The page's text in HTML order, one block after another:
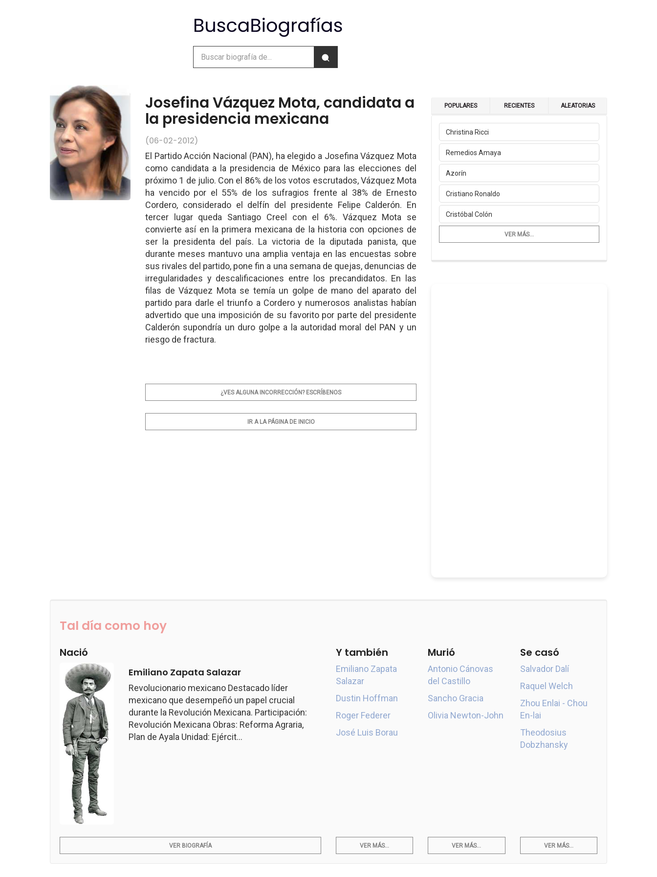
Josefina Vázquez Mota, candidata a
la presidencia mexicana
(06-02-2012)
El Partido Acción Nacional (PAN), ha elegido a Josefina Vázquez Mota
como candidata a la presidencia de México para las elecciones del
próximo 1 de julio. Con el 86% de los votos escrutados, Vázquez Mota
ha vencido por el 55% de los sufragios frente al 38% de Ernesto
Cordero, considerado el delfín del presidente Felipe Calderón. En
tercer lugar queda Santiago Creel con el 6%. Vázquez Mota se
convierte así en la primera mexicana de la historia con opciones de
ser la presidenta del país. La victoria de la diputada panista, que
durante meses mantuvo una amplia ventaja en las encuestas sobre
sus rivales del partido, pone fin a una semana de quejas, denuncias de
irregularidades y descalificaciones entre los precandidatos. En las
filas de Vázquez Mota se temía un golpe de mano del aparato del
partido para darle el triunfo a Cordero y numerosos analistas habían
advertido que una imposición de su favorito por parte del presidente
Calderón supondría un duro golpe a la autoridad moral del PAN y un
riesgo de fractura.
¿VES ALGUNA INCORRECCIÓN? ESCRÍBENOS
IR A LA PÁGINA DE INICIO
POPULARES RECIENTES ALEATORIAS
Christina Ricci
Remedios Amaya
Azorín
Cristiano Ronaldo
Cristóbal Colón
VER MÁS...
Tal día como hoy
Nació
Emiliano Zapata Salazar
Revolucionario mexicano Destacado líder
mexicano que desempeñó un papel crucial
durante la Revolución Mexicana. Participación:
Revolución Mexicana Obras: Reforma Agraria,
Plan de Ayala Unidad: Ejércit...
Y también
Emiliano Zapata
Salazar
Dustin Hoffman
Roger Federer
José Luis Borau
Murió
Antonio Cánovas
del Castillo
Sancho Gracia
Olivia Newton-John
Se casó
Salvador Dalí
Raquel Welch
Zhou Enlai - Chou
En-lai
Theodosius
Dobzhansky
VER BIOGRAFÍA VER MÁS... VER MÁS... VER MÁS...